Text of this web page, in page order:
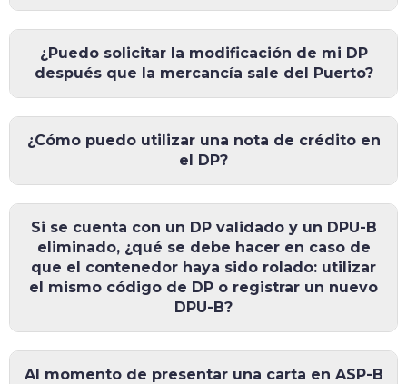
¿Puedo solicitar la modificación de mi DP
después que la mercancía sale del Puerto?
¿Cómo puedo utilizar una nota de crédito en
el DP?
Si se cuenta con un DP validado y un DPU-B
eliminado, ¿qué se debe hacer en caso de
que el contenedor haya sido rolado: utilizar
el mismo código de DP o registrar un nuevo
DPU-B?
Al momento de presentar una carta en ASP-B